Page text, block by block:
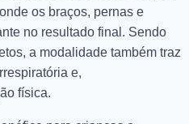
os braços, pernas e
no resultado final. Sendo
a modalidade também traz
e,
física.